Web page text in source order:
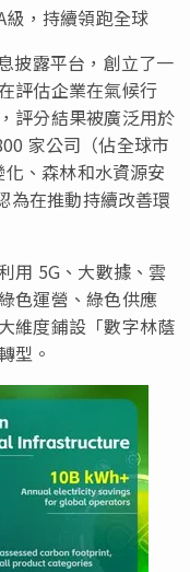
級，持續領跑全球
披露平台，創立了一
評估企業在氣候行
評分結果被廣泛用於
家公司（佔全球市
、森林和水資源安
為在推動持續改善環
用 5G、大數據、雲
色運營、綠色供應
維度鋪設「數字林蔭
型。